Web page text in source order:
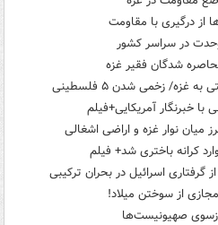
در سراسر کشور
شدگان فقیر غزه
زخمی شدن ۵ فلسطینی
خبرنگار آمریکایی+فیلم
میان نوار غزه و اراضی اشغالی
اسرائیل در بحران ترکیبی
از سوختن میلاد!
صهیونیست‌ها